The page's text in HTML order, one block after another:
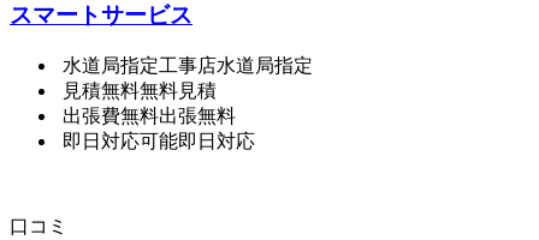
スマートサービス
水道局指定工事店水道局指定
見積無料無料見積
出張費無料出張無料
即日対応可能即日対応
口コミ